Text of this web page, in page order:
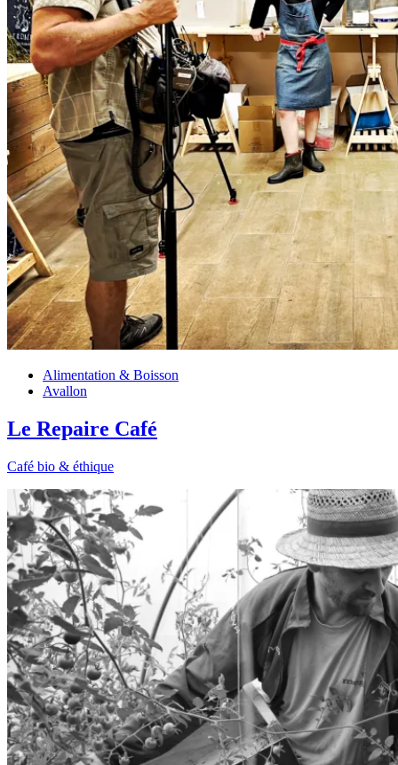
Alimentation & Boisson
Avallon
Le Repaire Café
Café bio & éthique